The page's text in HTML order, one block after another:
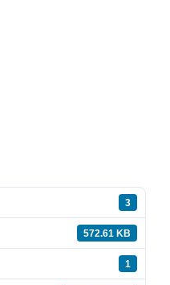
3
572.61 KB
1